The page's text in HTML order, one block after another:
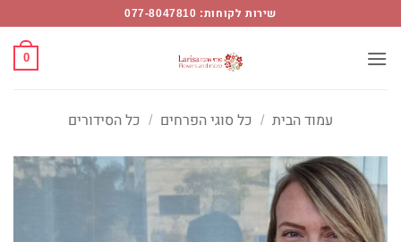
content
שירות לקוחות: 077-8047810
0
עמוד הבית / כל סוגי הפרחים / כל הסידורים